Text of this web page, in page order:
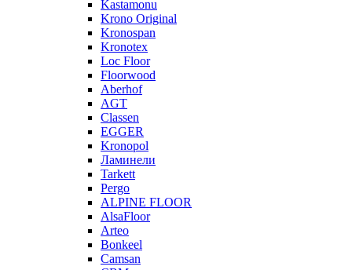
Kastamonu
Krono Original
Kronospan
Kronotex
Loc Floor
Floorwood
Aberhof
AGT
Classen
EGGER
Kronopol
Ламинели
Tarkett
Pergo
ALPINE FLOOR
AlsaFloor
Arteo
Bonkeel
Camsan